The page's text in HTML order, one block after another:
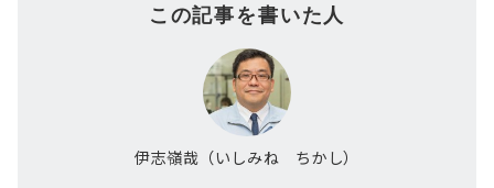
この記事を書いた人
伊志嶺哉（いしみね ちかし）